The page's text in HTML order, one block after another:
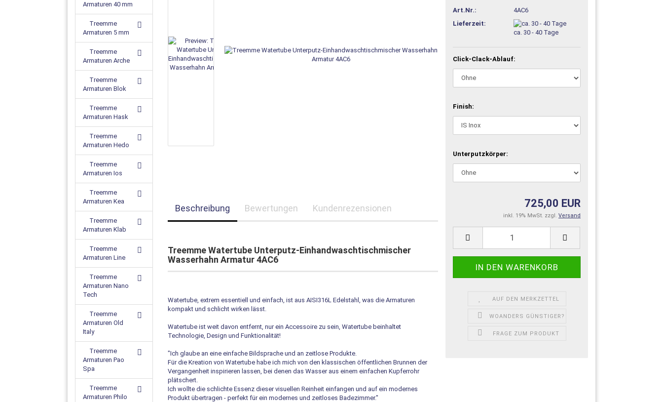
Art.Nr.:
4AC6
Lieferzeit:
ca. 30 - 40 Tage
Click-Clack-Ablauf:
Finish:
Unterputzkörper:
725,00 EUR
inkl. 19% MwSt. zzgl. Versand
AUF DEN MERKZETTEL
WOANDERS GÜNSTIGER?
FRAGE ZUM PRODUKT
Beschreibung Bewertungen Kundenrezensionen
Treemme Watertube Unterputz-Einhandwaschtischmischer
Wasserhahn Armatur 4AC6
Watertube, extrem essentiell und einfach, ist aus AISI316L Edelstahl, was die Armaturen
kompakt und schlicht wirken lässt.
Watertube ist weit davon entfernt, nur ein Accessoire zu sein, Watertube beinhaltet
Technologie, Design und Funktionalität!
"Ich glaube an eine einfache Bildsprache und an zeitlose Produkte.
Für die Kreation von Watertube habe ich mich von den klassischen öffentlichen Brunnen der
Vergangenheit inspirieren lassen, bei denen das Wasser aus einem einfachen Kupferrohr
plätschert.
Ich wollte die schlichte Essenz dieser visuellen Reinheit einfangen und auf ein modernes
Produkt übertragen - perfekt für ein modernes und zeitloses Badezimmer."
Armaturen 40 mm
Treemme
Armaturen 5 mm
Treemme
Armaturen Arche
Treemme
Armaturen Blok
Treemme
Armaturen Hask
Treemme
Armaturen Hedo
Treemme
Armaturen Ios
Treemme
Armaturen Kea
Treemme
Armaturen Klab
Treemme
Armaturen Line
Treemme
Armaturen Nano
Tech
Treemme
Armaturen Old
Italy
Treemme
Armaturen Pao
Spa
Treemme
Armaturen Philo